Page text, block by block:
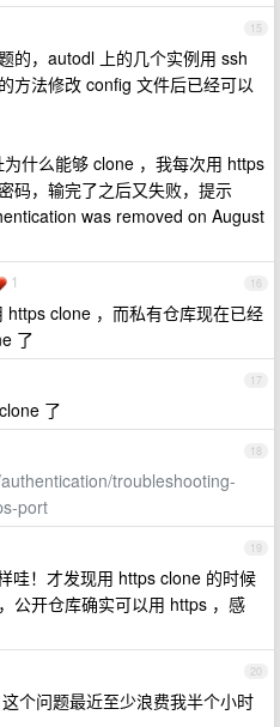
15
的，autodl 上的几个实例用 ssh
方法修改 config 文件后已经可以
什么能够 clone ，我每次用 https
码，输完了之后又失败，提示
was removed on August
16
1
https clone ，而私有仓库现在已经
了
17
了
18
troubleshooting-
port
19
哇！才发现用 https clone 的时候
公开仓库确实可以用 https ，感
20
个问题最近至少浪费我半个小时